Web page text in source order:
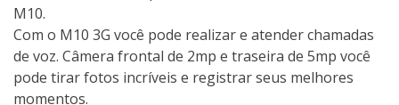
M10.
Com o M10 3G você pode realizar e atender chamadas
de voz. Câmera frontal de 2mp e traseira de 5mp você
pode tirar fotos incríveis e registrar seus melhores
momentos.